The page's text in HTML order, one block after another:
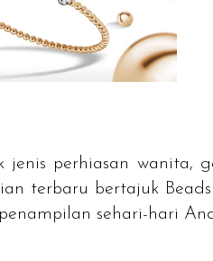
jenis perhiasan
terbaru bertajuk
sehari-hari